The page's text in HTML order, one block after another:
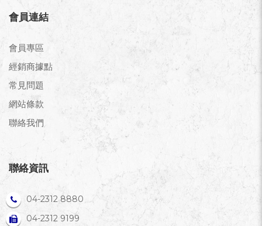
會員連結
會員專區
經銷商據點
常見問題
網站條款
聯絡我們
聯絡資訊
04-2312 8880
04-2312 9199